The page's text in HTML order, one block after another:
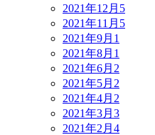
2021年12月 5
2021年11月 5
2021年9月 1
2021年8月 1
2021年6月 2
2021年5月 2
2021年4月 2
2021年3月 3
2021年2月 4